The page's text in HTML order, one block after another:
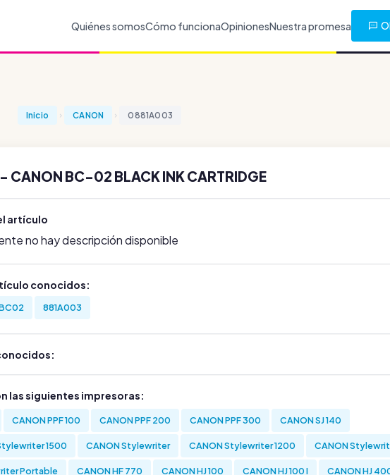
Quiénes somosCómo funcionaOpinionesNuestra promesa
Inicio CANON 0881A003
BC-02 BLACK INK CARTRIDGE
artículo
no hay descripción disponible
conocidos:
881A003
las siguientes impresoras:
CANON PPF 100 CANON PPF 200 CANON PPF 300 CANON SJ 140
1500 CANON Stylewriter CANON Stylewriter 1200 CANON
Portable CANON HF 770 CANON HJ 100 CANON HJ 100 I CANON HJ